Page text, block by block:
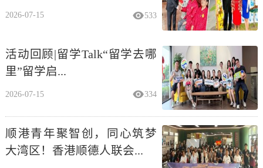
2026-07-15 533
活动回顾|留学Talk“留学去哪
里”留学启...
2026-07-15 334
顺港青年聚智创，同心筑梦
大湾区！香港顺德人联会...